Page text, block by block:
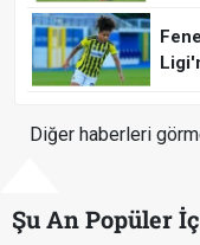
Diğer haberleri
Şu An Popüler